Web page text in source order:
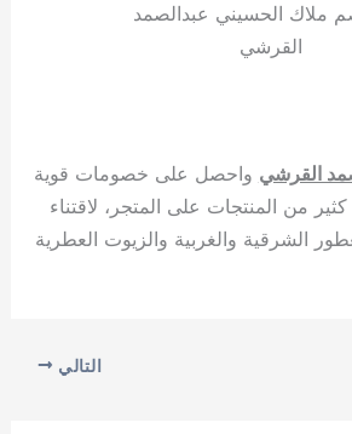
ملاك الحسيني عبدالصمد
القرشي
القرشي واحصل على خصومات قوية
على كثير من المنتجات على المتجر، لاقتناء
الشرقية والغربية والزيوت العطرية
التالي